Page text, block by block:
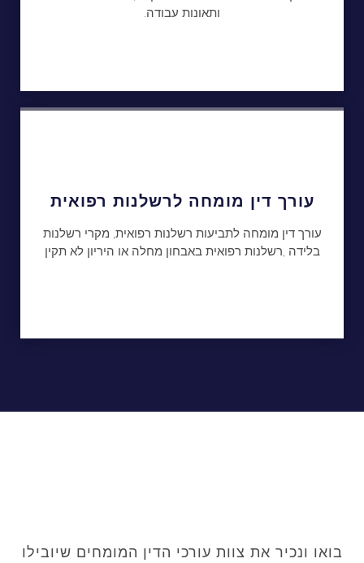
ותאונות עבודה.
עורך דין מומחה לרשלנות רפואית
עורך דין מומחה לתביעות רשלנות רפואית, מקרי רשלנות
בלידה ,רשלנות רפואית באבחון מחלה או היריון לא תקין
בואו ונכיר את צוות עורכי הדין המומחים שיובילו